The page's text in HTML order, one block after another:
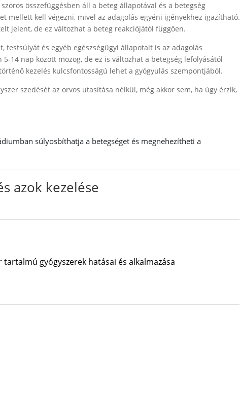
összefüggésben áll a beteg állapotával és a betegség
mellett kell végezni, mivel az adagolás egyéni igényekhez igazítható.
jelent, de ez változhat a beteg reakciójától függően.
testsúlyát és egyéb egészségügyi állapotait is az adagolás
14 nap között mozog, de ez is változhat a betegség lefolyásától
kezelés kulcsfontosságú lehet a gyógyulás szempontjából.
szedését az orvos utasítása nélkül, még akkor sem, ha úgy érzik,
súlyosbíthatja a betegséget és megnehezítheti a
azok kezelése
tartalmú gyógyszerek hatásai és alkalmazása